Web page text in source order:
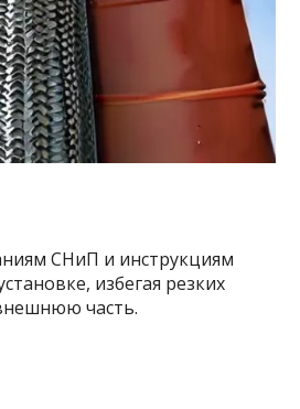
СНиП и инструкциям
избегая резких
часть.